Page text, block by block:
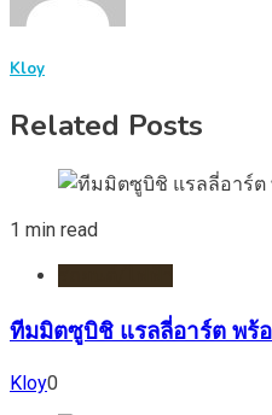
Kloy
Related Posts
1 min read
ทีมมิตซูบิชิ แรลลี่อาร์ต พร้
Kloy0